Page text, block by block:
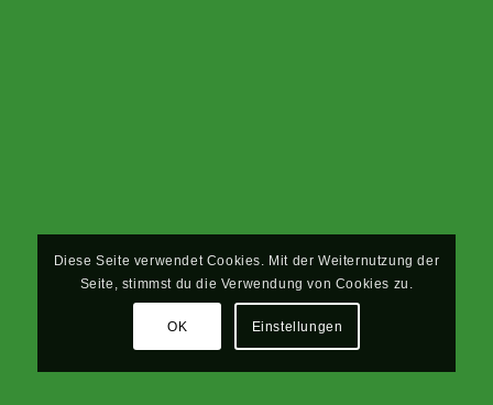
Diese Seite verwendet Cookies. Mit der Weiternutzung der
Seite, stimmst du die Verwendung von Cookies zu.
OK Einstellungen